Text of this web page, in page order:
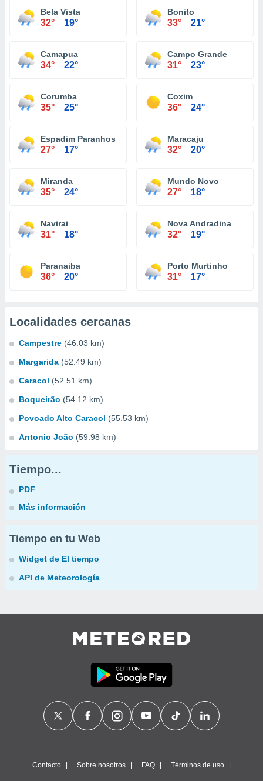
Bela Vista
32° 19°
Bonito
33° 21°
Camapua
34° 22°
Campo Grande
31° 23°
Corumba
35° 25°
Coxim
36° 24°
Espadim Paranhos
27° 17°
Maracaju
32° 20°
Miranda
35° 24°
Mundo Novo
27° 18°
Navirai
31° 18°
Nova Andradina
32° 19°
Paranaiba
36° 20°
Porto Murtinho
31° 17°
Localidades cercanas
Campestre (46.03 km)
Margarida (52.49 km)
Caracol (52.51 km)
Boqueirão (54.12 km)
Povoado Alto Caracol (55.53 km)
Antonio João (59.98 km)
Tiempo...
PDF
Más información
Tiempo en tu Web
Widget de El tiempo
API de Meteorología
Contacto Sobre nosotros FAQ Términos de uso